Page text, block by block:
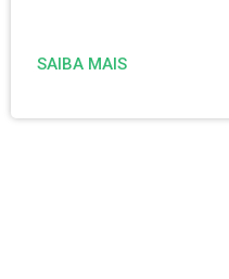
SAIBA MAIS